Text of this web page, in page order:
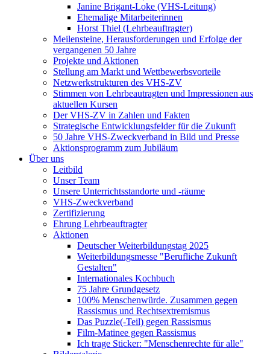
Janine Brigant-Loke (VHS-Leitung)
Ehemalige Mitarbeiterinnen
Horst Thiel (Lehrbeauftragter)
Meilensteine, Herausforderungen und Erfolge der
vergangenen 50 Jahre
Projekte und Aktionen
Stellung am Markt und Wettbewerbsvorteile
Netzwerkstrukturen des VHS-ZV
Stimmen von Lehrbeautragten und Impressionen aus
aktuellen Kursen
Der VHS-ZV in Zahlen und Fakten
Strategische Entwicklungsfelder für die Zukunft
50 Jahre VHS-Zweckverband in Bild und Presse
Aktionsprogramm zum Jubiläum
Über uns
Leitbild
Unser Team
Unsere Unterrichtsstandorte und -räume
VHS-Zweckverband
Zertifizierung
Ehrung Lehrbeauftragter
Aktionen
Deutscher Weiterbildungstag 2025
Weiterbildungsmesse "Berufliche Zukunft
Gestalten"
Internationales Kochbuch
75 Jahre Grundgesetz
100% Menschenwürde. Zusammen gegen
Rassismus und Rechtsextremismus
Das Puzzle(-Teil) gegen Rassismus
Film-Matinee gegen Rassismus
Ich trage Sticker: "Menschenrechte für alle"